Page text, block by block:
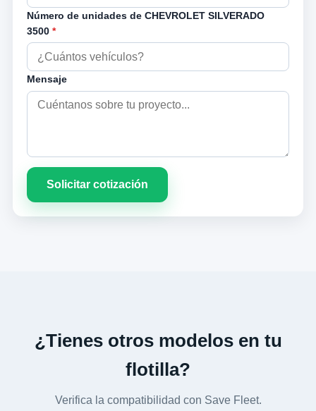
Número de unidades de CHEVROLET SILVERADO
3500 *
Mensaje
Solicitar cotización
¿Tienes otros modelos en tu
flotilla?
Verifica la compatibilidad con Save Fleet.